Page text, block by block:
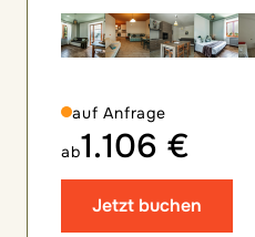
auf Anfrage
ab1.106 €
Jetzt buchen